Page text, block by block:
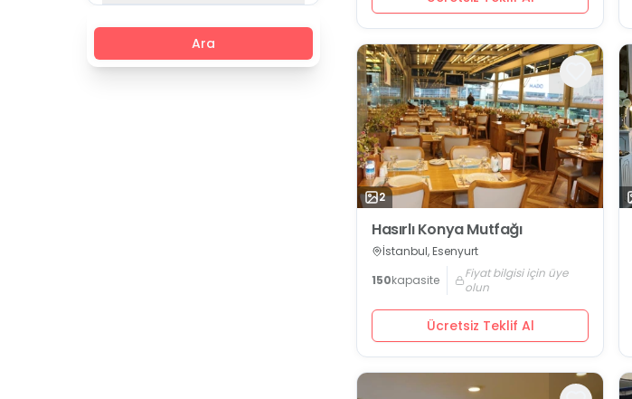
Ara
2
Hasırlı Konya Mutfağı
İstanbul, Esenyurt
150kapasite
Fiyat bilgisi için üye
olun
Ücretsiz Teklif Al